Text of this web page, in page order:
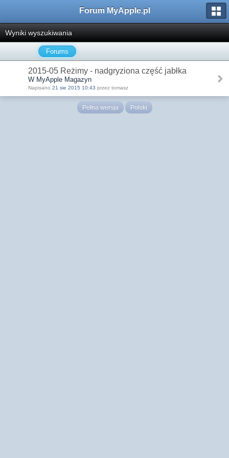
Forum MyApple.pl
Wyniki wyszukiwania
Forums
2015-05 Reżimy - nadgryziona część jabłka
W MyApple Magazyn
Napisano 21 sie 2015 10:43 przez tomasz
Pełna wersja Polski